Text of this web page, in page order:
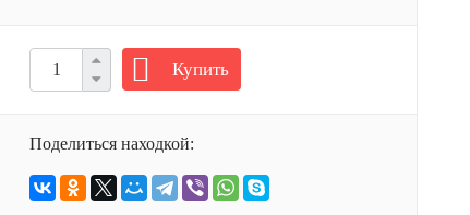
Купить
Поделиться находкой: